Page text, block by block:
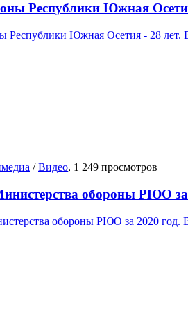
Республики Южная
/Видео, 1 249 просмотров
обороны РЮО